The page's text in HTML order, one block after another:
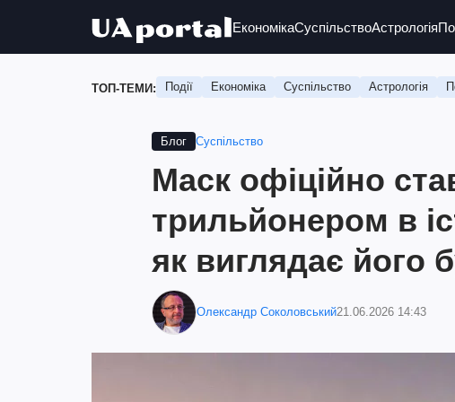
ЕкономікаСуспільствоАстрологія
ТОП-ТЕМИ: Події Економіка Суспільство Астрологія
Блог Суспільство
Маск офіційно
трильйонером в
як виглядає його
Олександр Соколовський21.06.2026 14:43